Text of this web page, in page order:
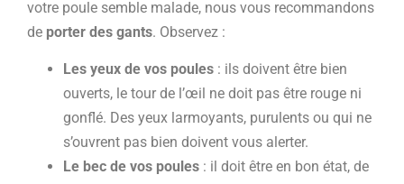
votre poule semble malade, nous vous recommandons
de porter des gants. Observez :
Les yeux de vos poules : ils doivent être bien
ouverts, le tour de l’œil ne doit pas être rouge ni
gonflé. Des yeux larmoyants, purulents ou qui ne
s’ouvrent pas bien doivent vous alerter.
Le bec de vos poules : il doit être en bon état, de